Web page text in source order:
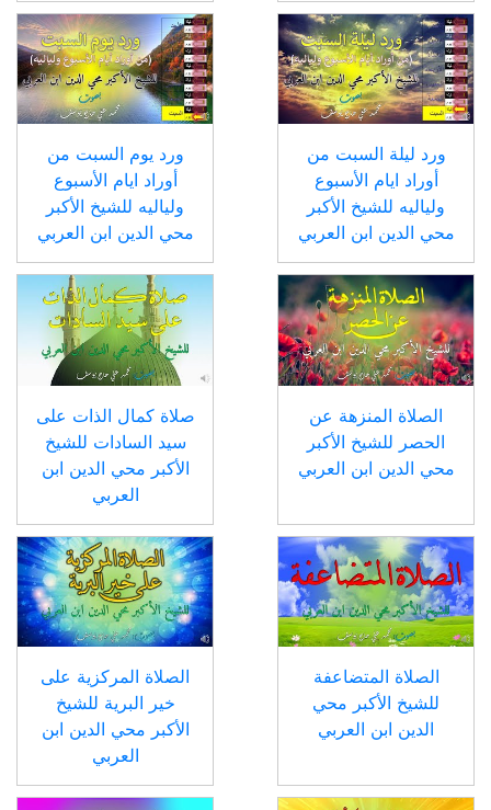
ورد ليلة السبت من
أوراد ايام الأسبوع
ولياليه للشيخ الأكبر
محي الدين ابن العربي
ورد يوم السبت من
أوراد ايام الأسبوع
ولياليه للشيخ الأكبر
محي الدين ابن العربي
الصلاة المنزهة عن
الحصر للشيخ الأكبر
محي الدين ابن العربي
صلاة كمال الذات على
سيد السادات للشيخ
الأكبر محي الدين ابن
العربي
الصلاة المتضاعفة
للشيخ الأكبر محي
الدين ابن العربي
الصلاة المركزية على
خير البرية للشيخ
الأكبر محي الدين ابن
العربي